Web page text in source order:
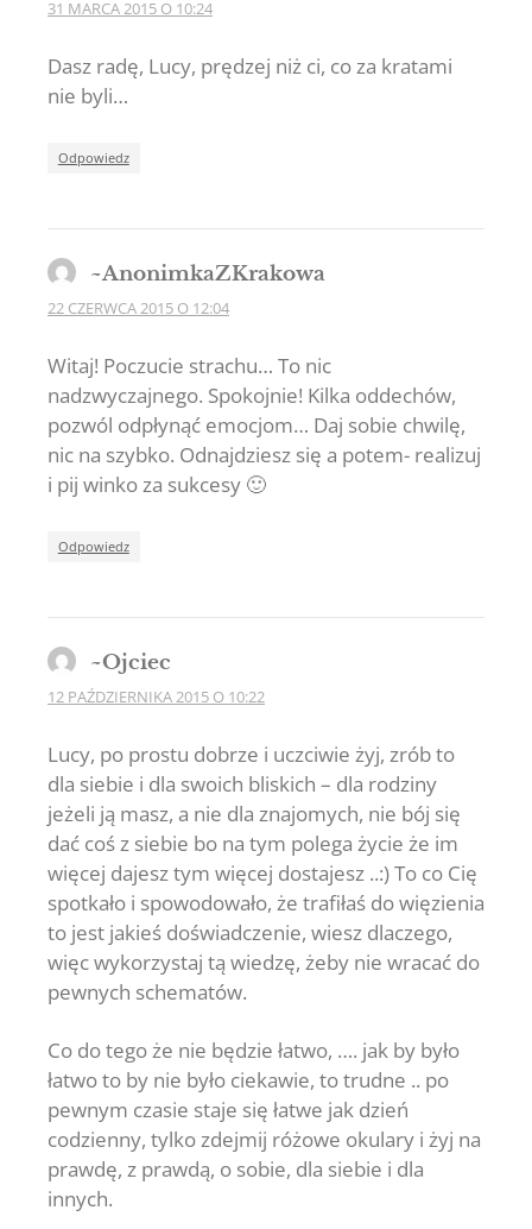
31 MARCA 2015 O 10:24
Dasz radę, Lucy, prędzej niż ci, co za kratami
nie byli…
Odpowiedz
~AnonimkaZKrakowa
22 CZERWCA 2015 O 12:04
Witaj! Poczucie strachu… To nic
nadzwyczajnego. Spokojnie! Kilka oddechów,
pozwól odpłynąć emocjom… Daj sobie chwilę,
nic na szybko. Odnajdziesz się a potem- realizuj
i pij winko za sukcesy 🙂
Odpowiedz
~Ojciec
12 PAŹDZIERNIKA 2015 O 10:22
Lucy, po prostu dobrze i uczciwie żyj, zrób to
dla siebie i dla swoich bliskich – dla rodziny
jeżeli ją masz, a nie dla znajomych, nie bój się
dać coś z siebie bo na tym polega życie że im
więcej dajesz tym więcej dostajesz ..:) To co Cię
spotkało i spowodowało, że trafiłaś do więzienia
to jest jakieś doświadczenie, wiesz dlaczego,
więc wykorzystaj tą wiedzę, żeby nie wracać do
pewnych schematów.
Co do tego że nie będzie łatwo, …. jak by było
łatwo to by nie było ciekawie, to trudne .. po
pewnym czasie staje się łatwe jak dzień
codzienny, tylko zdejmij różowe okulary i żyj na
prawdę, z prawdą, o sobie, dla siebie i dla
innych.